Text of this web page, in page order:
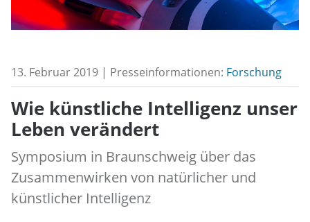
13. Februar 2019 | Presseinformationen: Forschung
Wie künstliche Intelligenz unser
Leben verändert
Symposium in Braunschweig über das
Zusammenwirken von natürlicher und
künstlicher Intelligenz